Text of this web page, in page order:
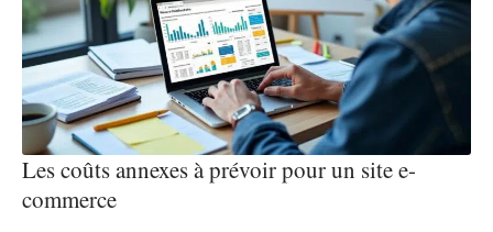
Les coûts annexes à prévoir pour un site e-
commerce